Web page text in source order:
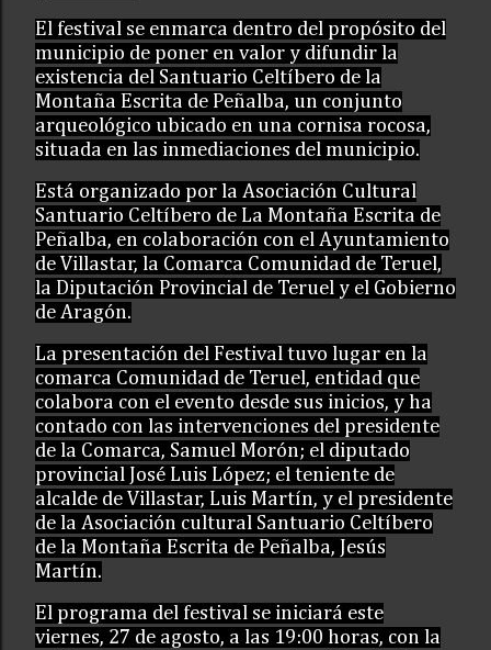
El festival se enmarca dentro del propósito del
municipio de poner en valor y difundir la
existencia del Santuario Celtíbero de la
Montaña Escrita de Peñalba, un conjunto
arqueológico ubicado en una cornisa rocosa,
situada en las inmediaciones del municipio.
Está organizado por la Asociación Cultural
Santuario Celtíbero de La Montaña Escrita de
Peñalba, en colaboración con el Ayuntamiento
de Villastar, la Comarca Comunidad de Teruel,
la Diputación Provincial de Teruel y el Gobierno
de Aragón.
La presentación del Festival tuvo lugar en la
comarca Comunidad de Teruel, entidad que
colabora con el evento desde sus inicios, y ha
contado con las intervenciones del presidente
de la Comarca, Samuel Morón; el diputado
provincial José Luis López; el teniente de
alcalde de Villastar, Luis Martín, y el presidente
de la Asociación cultural Santuario Celtíbero
de la Montaña Escrita de Peñalba, Jesús
Martín.
El programa del festival se iniciará este
viernes, 27 de agosto, a las 19:00 horas, con la